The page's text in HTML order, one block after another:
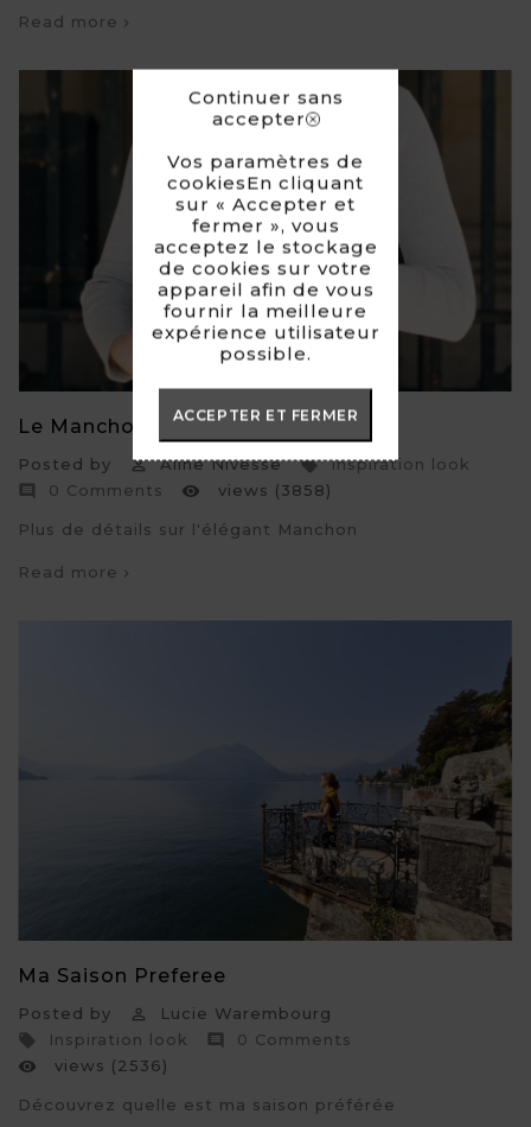
Continuer sans
accepter
Vos paramètres de
cookiesEn cliquant
sur « Accepter et
fermer », vous
acceptez le stockage
de cookies sur votre
appareil afin de vous
fournir la meilleure
expérience utilisateur
possible.
ACCEPTER ET FERMER
Read more
Le Manchon
Posted by Aline Nivesse Inspiration look

0 Comments  views (3858)
Plus de détails sur l'élégant Manchon
Read more
Ma Saison Preferee
Posted by 
Lucie Warembourg

Inspiration look 
0 Comments
 views (2536)
Découvrez quelle est ma saison préférée